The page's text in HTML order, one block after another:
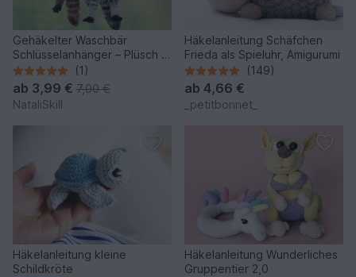
Gehäkelter Waschbär
Schlüsselanhänger – Plüsch &
Stresshilfe.
(1)
ab 3,99 € 7,00 €
NataliSkill
Häkelanleitung Schäfchen
Frieda als Spieluhr, Amigurumi
(149)
ab 4,66 €
_petitbonnet_
Häkelanleitung kleine
Schildkröte
Häkelanleitung Wunderliches
Gruppentier 2,0